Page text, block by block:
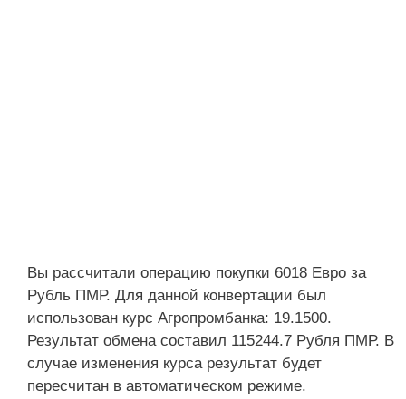
Вы рассчитали операцию покупки 6018 Евро за
Рубль ПМР. Для данной конвертации был
использован курс Агропромбанка: 19.1500.
Результат обмена составил 115244.7 Рубля ПМР. В
случае изменения курса результат будет
пересчитан в автоматическом режиме.